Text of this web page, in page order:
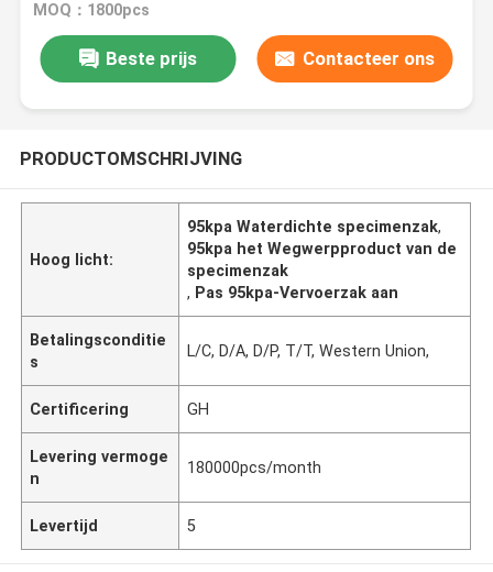
MOQ：1800pcs
Beste prijs Contacteer ons
PRODUCTOMSCHRIJVING
Hoog licht:
95kpa Waterdichte specimenzak,
95kpa het Wegwerpproduct van de
specimenzak
, Pas 95kpa-Vervoerzak aan
Betalingsconditie
s
L/C, D/A, D/P, T/T, Western Union,
Certificering GH
Levering vermoge
n
180000pcs/month
Levertijd 5